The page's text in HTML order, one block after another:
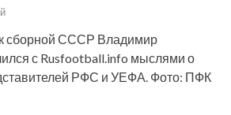
сборной СССР Владимир
с Rusfootball.info мыслями о
РФС и УЕФА. Фото: ПФК